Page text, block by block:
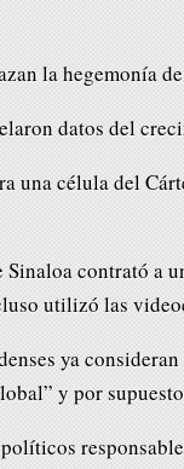
la hegemonía
datos del
una célula del
Sinaloa contrató a
utilizó las
ya
y por